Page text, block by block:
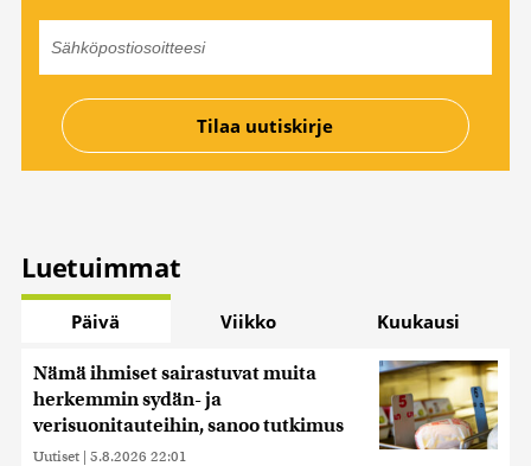
Luetuimmat
Päivä Viikko Kuukausi
Nämä ihmiset sairastuvat muita
herkemmin sydän- ja
verisuonitauteihin, sanoo tutkimus
Uutiset | 5.8.2026 22:01